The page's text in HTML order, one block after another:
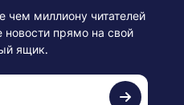
чем миллиону читателей
новости прямо на свой
ящик.